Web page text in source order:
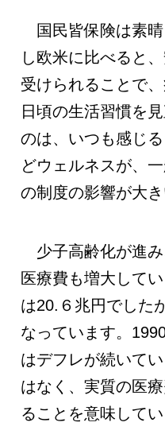
国民皆保険は素
し欧米に比べると
受けられることで
日頃の生活習慣を
のは、いつも感じ
どウェルネスが、
の制度の影響が大
少子高齢化が進み
医療費も増大して
は20.６兆円でした
なっています。
はデフレが続いて
はなく、実質の医
ることを意味してい